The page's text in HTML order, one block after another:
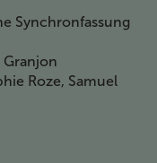
Synchronfassung
Roze, Samuel